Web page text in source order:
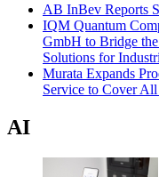
AB InBev Reports
IQM Quantum
GmbH to Bridge
Solutions for
Murata Expands
Service to Cover
AI